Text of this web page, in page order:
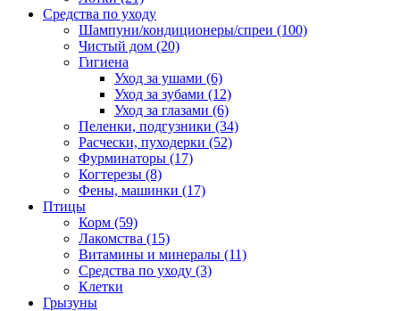
Средства по уходу
Шампуни/кондиционеры/спреи (100)
Чистый дом (20)
Гигиена
Уход за ушами (6)
Уход за зубами (12)
Уход за глазами (6)
Пеленки, подгузники (34)
Расчески, пуходерки (52)
Фурминаторы (17)
Когтерезы (8)
Фены, машинки (17)
Птицы
Корм (59)
Лакомства (15)
Витамины и минералы (11)
Средства по уходу (3)
Клетки
Грызуны